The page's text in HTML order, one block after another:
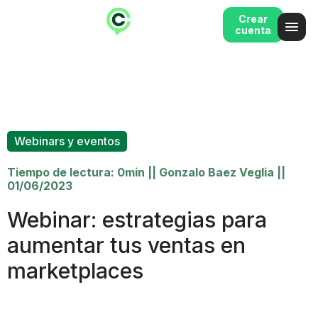
Crear
cuenta
Webinars y eventos
Tiempo de lectura: 0min Gonzalo Baez Veglia
01/06/2023
Webinar: estrategias para
aumentar tus ventas en
marketplaces